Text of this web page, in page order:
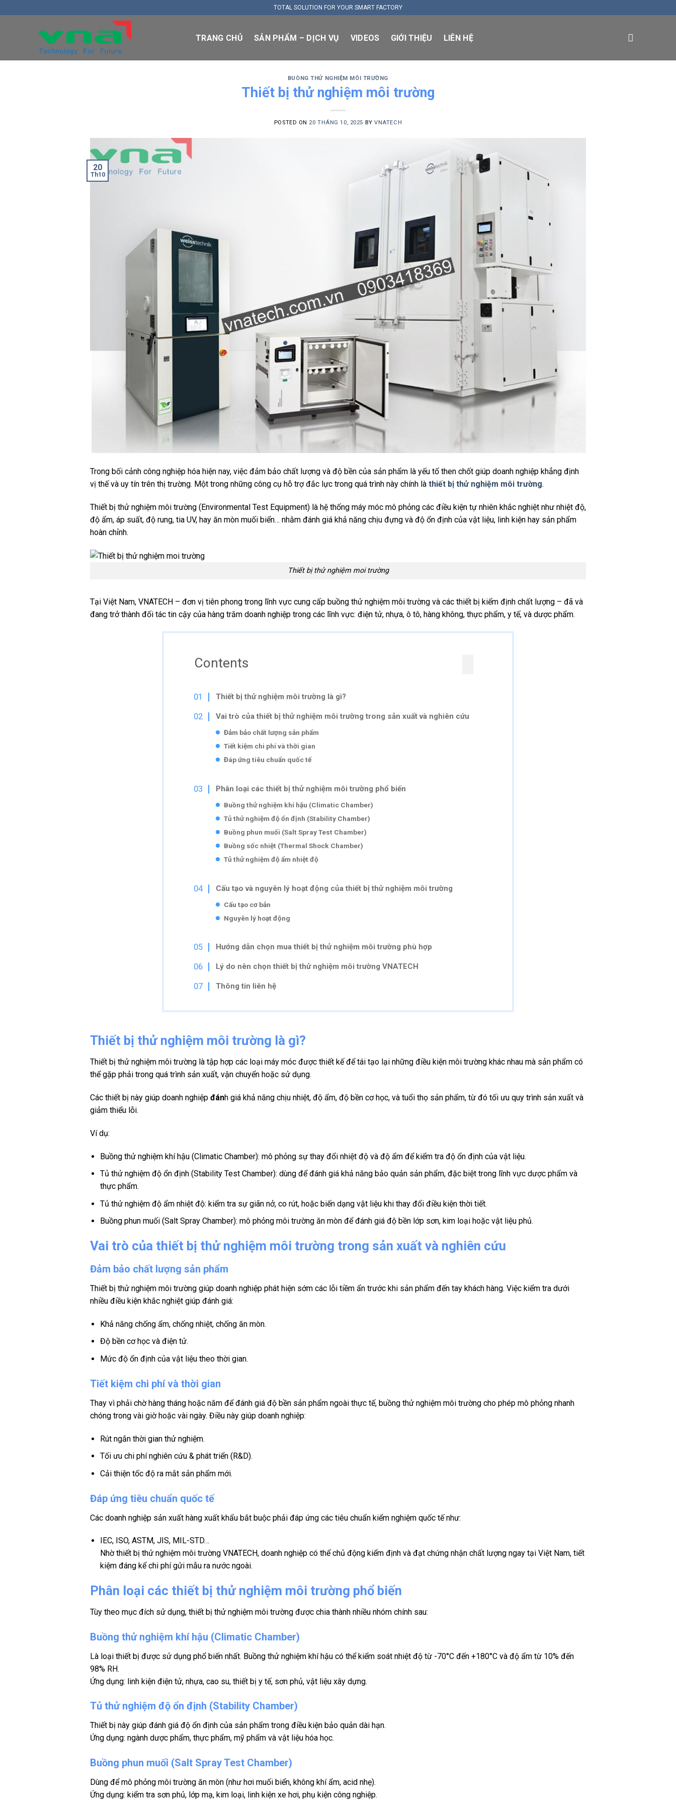
to
TOTAL SOLUTION FOR YOUR SMART FACTORY
TRANG CHỦ SẢN PHẨM – DỊCH VỤ VIDEOS GIỚI THIỆU LIÊN HỆ
BUÒNG THỬ NGHIỆM MÔI TRƯỜNG
Thiết bị thử nghiệm môi trường
POSTED ON 20 THÁNG 10, 2025 BYVNATECH
20
Th10
Trong bối cảnh công nghiệp hóa hiện nay, việc đảm bảo chất lượng và độ bền của sản phẩm là yếu tố then chốt giúp doanh nghiệp khẳng định
vị thế và uy tín trên thị trường. Một trong những công cụ hỗ trợ đắc lực trong quá trình này chính là thiết bị thử nghiệm môi trường.
Thiết bị thử nghiệm môi trường (Environmental Test Equipment) là hệ thống máy móc mô phỏng các điều kiện tự nhiên khắc nghiệt như nhiệt độ,
độ ẩm, áp suất, độ rung, tia UV, hay ăn mòn muối biển… nhằm đánh giá khả năng chịu đựng và độ ổn định của vật liệu, linh kiện hay sản phẩm
hoàn chỉnh.
Thiết bị thử nghiệm moi trường
Tại Việt Nam, VNATECH – đơn vị tiên phong trong lĩnh vực cung cấp buồng thử nghiệm môi trường và các thiết bị kiểm định chất lượng – đã và
đang trở thành đối tác tin cậy của hàng trăm doanh nghiệp trong các lĩnh vực: điện tử, nhựa, ô tô, hàng không, thực phẩm, y tế, và dược phẩm.
Contents
Thiết bị thử nghiệm môi trường là gì?
Vai trò của thiết bị thử nghiệm môi trường trong sản xuất và nghiên cứu
Đảm bảo chất lượng sản phẩm
Tiết kiệm chi phí và thời gian
Đáp ứng tiêu chuẩn quốc tế
Phân loại các thiết bị thử nghiệm môi trường phổ biến
Buồng thử nghiệm khí hậu (Climatic Chamber)
Tủ thử nghiệm độ ổn định (Stability Chamber)
Buồng phun muối (Salt Spray Test Chamber)
Buồng sốc nhiệt (Thermal Shock Chamber)
Tủ thử nghiệm độ ẩm nhiệt độ
Cấu tạo và nguyên lý hoạt động của thiết bị thử nghiệm môi trường
Cấu tạo cơ bản
Nguyên lý hoạt động
Hướng dẫn chọn mua thiết bị thử nghiệm môi trường phù hợp
Lý do nên chọn thiết bị thử nghiệm môi trường VNATECH
Thông tin liên hệ
Thiết bị thử nghiệm môi trường là gì?
Thiết bị thử nghiệm môi trường là tập hợp các loại máy móc được thiết kế để tái tạo lại những điều kiện môi trường khác nhau mà sản phẩm có
thể gặp phải trong quá trình sản xuất, vận chuyển hoặc sử dụng.
Các thiết bị này giúp doanh nghiệp đánh giá khả năng chịu nhiệt, độ ẩm, độ bền cơ học, và tuổi thọ sản phẩm, từ đó tối ưu quy trình sản xuất và
giảm thiểu lỗi.
Ví dụ:
Buồng thử nghiệm khí hậu (Climatic Chamber): mô phỏng sự thay đổi nhiệt độ và độ ẩm để kiểm tra độ ổn định của vật liệu.
Tủ thử nghiệm độ ổn định (Stability Test Chamber): dùng để đánh giá khả năng bảo quản sản phẩm, đặc biệt trong lĩnh vực dược phẩm và
thực phẩm.
Tủ thử nghiệm độ ẩm nhiệt độ: kiểm tra sự giãn nở, co rút, hoặc biến dạng vật liệu khi thay đổi điều kiện thời tiết.
Buồng phun muối (Salt Spray Chamber): mô phỏng môi trường ăn mòn để đánh giá độ bền lớp sơn, kim loại hoặc vật liệu phủ.
Vai trò của thiết bị thử nghiệm môi trường trong sản xuất và nghiên cứu
Đảm bảo chất lượng sản phẩm
Thiết bị thử nghiệm môi trường giúp doanh nghiệp phát hiện sớm các lỗi tiềm ẩn trước khi sản phẩm đến tay khách hàng. Việc kiểm tra dưới
nhiều điều kiện khắc nghiệt giúp đánh giá:
Khả năng chống ẩm, chống nhiệt, chống ăn mòn.
Độ bền cơ học và điện tử.
Mức độ ổn định của vật liệu theo thời gian.
Tiết kiệm chi phí và thời gian
Thay vì phải chờ hàng tháng hoặc năm để đánh giá độ bền sản phẩm ngoài thực tế, buồng thử nghiệm môi trường cho phép mô phỏng nhanh
chóng trong vài giờ hoặc vài ngày. Điều này giúp doanh nghiệp:
Rút ngắn thời gian thử nghiệm.
Tối ưu chi phí nghiên cứu & phát triển (R&D).
Cải thiện tốc độ ra mắt sản phẩm mới.
Đáp ứng tiêu chuẩn quốc tế
Các doanh nghiệp sản xuất hàng xuất khẩu bắt buộc phải đáp ứng các tiêu chuẩn kiểm nghiệm quốc tế như:
IEC, ISO, ASTM, JIS, MIL-STD…
Nhờ thiết bị thử nghiệm môi trường VNATECH, doanh nghiệp có thể chủ động kiểm định và đạt chứng nhận chất lượng ngay tại Việt Nam, tiết
kiệm đáng kể chi phí gửi mẫu ra nước ngoài.
Phân loại các thiết bị thử nghiệm môi trường phổ biến
Tùy theo mục đích sử dụng, thiết bị thử nghiệm môi trường được chia thành nhiều nhóm chính sau:
Buồng thử nghiệm khí hậu (Climatic Chamber)
Là loại thiết bị được sử dụng phổ biến nhất. Buồng thử nghiệm khí hậu có thể kiểm soát nhiệt độ từ -70°C đến +180°C và độ ẩm từ 10% đến
98% RH.
Ứng dụng: linh kiện điện tử, nhựa, cao su, thiết bị y tế, sơn phủ, vật liệu xây dựng.
Tủ thử nghiệm độ ổn định (Stability Chamber)
Thiết bị này giúp đánh giá độ ổn định của sản phẩm trong điều kiện bảo quản dài hạn.
Ứng dụng: ngành dược phẩm, thực phẩm, mỹ phẩm và vật liệu hóa học.
Buồng phun muối (Salt Spray Test Chamber)
Dùng để mô phỏng môi trường ăn mòn (như hơi muối biển, không khí ẩm, acid nhẹ).
Ứng dụng: kiểm tra sơn phủ, lớp mạ, kim loại, linh kiện xe hơi, phụ kiện công nghiệp.